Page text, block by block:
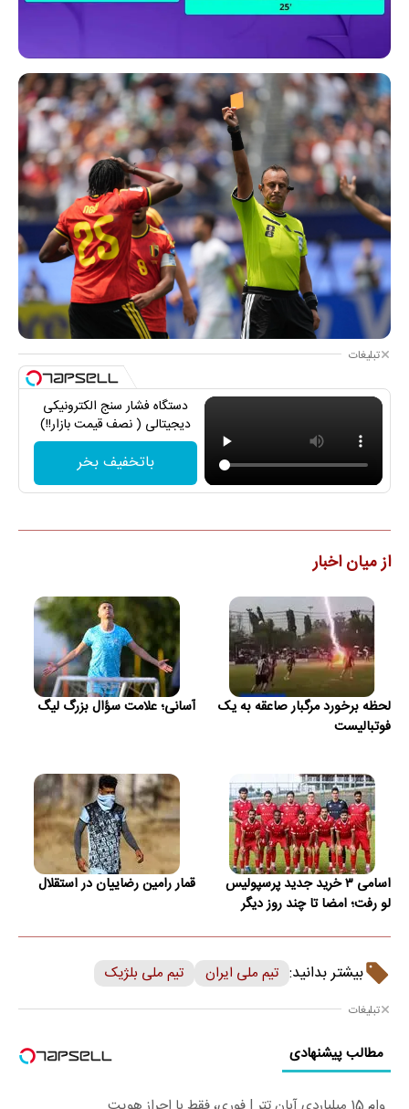
تبلیغات
دستگاه فشار سنج الکترونیکی
دیجیتالی ( نصف قیمت بازار!!)
باتخفیف بخر
از میان اخبار
لحظه برخورد مرگبار صاعقه به یک
فوتبالیست
آسانی؛ علامت سؤال بزرگ لیگ
اسامی ۳ خرید جدید پرسپولیس
لو رفت؛ امضا تا چند روز دیگر
قمار رامین رضاییان در استقلال
بیشتر بدانید: تیم ملی ایران تیم ملی بلژیک
تبلیغات
مطالب پیشنهادی